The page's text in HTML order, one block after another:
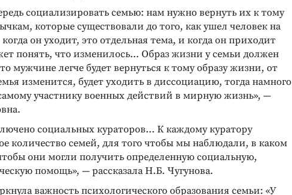
социализировать семью: нам нужно вернуть их к тому
которые существовали до того, как ушел человек на
когда он уходит, это отдельная тема, и когда он приходит
понять, что изменилось… Образ жизни у семьи должен
мужчине легче будет вернуться к тому образу жизни, от
изменится, будет уходить в диссоциацию, тогда намного
участнику военных действий в мирную жизнь», —
социальных кураторов... К каждому куратору
количество семей, для того чтобы мы наблюдали, в каком
они могли получить определенную социальную,
помощь», — рассказала Н.Б. Чугунова.
важность психологического образования семьи: «У
ОПТИМИЗАЦИЯ ФУНКЦИОНАЛЬНОГО
СОСТОЯНИЯ
Пять простых шагов
внутренней гармонии
Подробнее